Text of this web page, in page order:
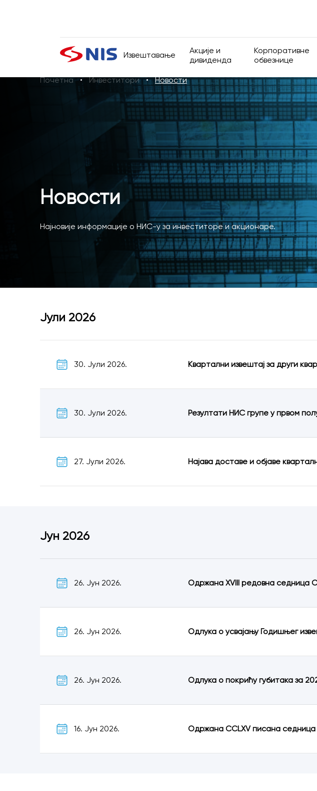
Извештавање
Презентације
Извештаји о пословању
Финансијски извештаји
Извештаји ревизора
Обавезне информације
Информатор
Акције и
дивиденда
Акције и власничка структура
Дивиденде
Корпоративне
обвезнице
Опште
Информације
ПРЕТРАЖИ
Почетна Инвеститори Новости
Новости
Најновије информације о НИС-у за инвеститоре и акционаре.
Јули 2026
30. Јули 2026. Квартални извештај за други
30. Јули 2026. Резултати НИС групе у првом
27. Јули 2026. Најава доставе и објаве
Јун 2026
26. Јун 2026. Одржана XVIII редовна седница
26. Јун 2026. Одлука о усвајању Годишњег
26. Јун 2026. Одлука о покрићу губитака за
16. Јун 2026. Одржана CCLXV писана